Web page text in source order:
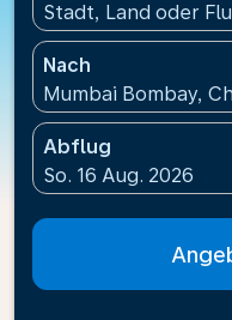
Stadt, Land oder
Nach
Mumbai Bombay,
Abflug
fc-booking-
So. 16 Aug. 2026